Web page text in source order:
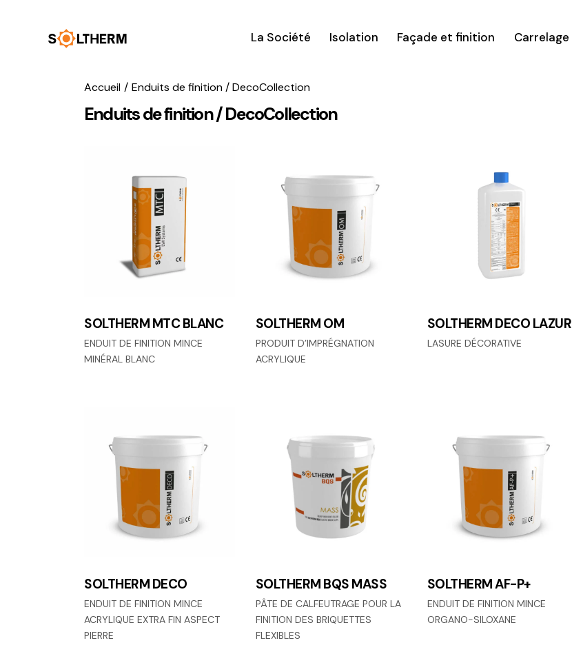
La Société Isolation Façade et finition Carrelage
Accueil Enduits de finition / DecoCollection
Enduits de finition / DecoCollection
SOLTHERM MTC BLANC
ENDUIT DE FINITION MINCE
MINÉRAL BLANC
SOLTHERM OM
PRODUIT D’IMPRÉGNATION
ACRYLIQUE
SOLTHERM DECO LAZUR
LASURE DÉCORATIVE
SOLTHERM DECO
ENDUIT DE FINITION MINCE
ACRYLIQUE EXTRA FIN ASPECT
PIERRE
SOLTHERM BQS MASS
PÂTE DE CALFEUTRAGE POUR LA
FINITION DES BRIQUETTES
FLEXIBLES
SOLTHERM AF-P+
ENDUIT DE FINITION MINCE
ORGANO-SILOXANE
Search